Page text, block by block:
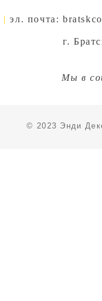
| эл. почта:
г.
Мы в
© 2023 Энди